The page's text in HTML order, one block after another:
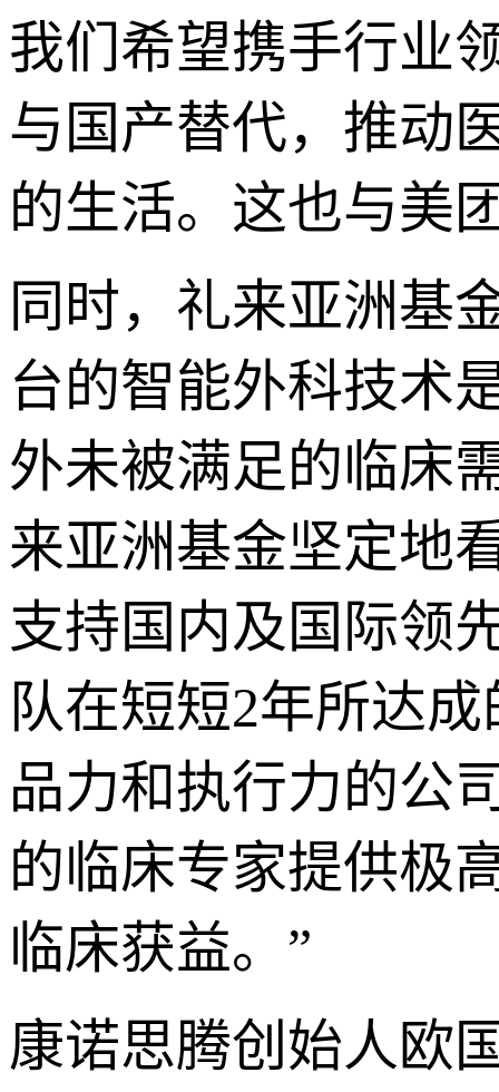
我们希望携手行业
与国产替代，推动
的生活。这也与美
同时，礼来亚洲基
台的智能外科技术
外未被满足的临床
来亚洲基金坚定地
支持国内及国际领
队在短短2年所达
品力和执行力的公
的临床专家提供极
临床获益。”
康诺思腾创始人欧